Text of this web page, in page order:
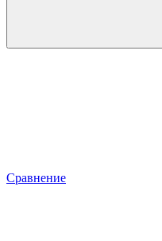
Сравнение